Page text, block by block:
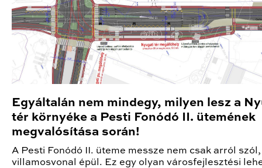
Egyáltalán nem mindegy, milyen lesz a
tér környéke a Pesti Fonódó II. ütemének
megvalósítása során!
A Pesti Fonódó II. üteme messze nem csak arról
villamosvonal épül. Ez egy olyan városfejlesztési